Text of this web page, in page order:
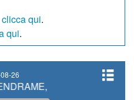
clicca qui.
qui.
26
FILIPPO FIORELLI